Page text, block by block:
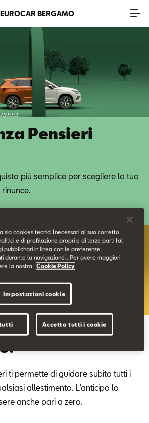
EUROCAR BERGAMO
Pensieri
più semplice per scegliere la tua
rinunce.
Anche
ti permette di guidare subito tutti i
allestimento. L’anticipo lo
anche pari a zero.
sia cookies tecnici (necessari al suo corretto
e di profilazione propri e di terze parti (al
pubblicitari in linea con le preferenze
durante la navigazione). Per avere maggiori
la nostra
Cookie Policy
Impostazioni cookie
Accetta tutti i cookie